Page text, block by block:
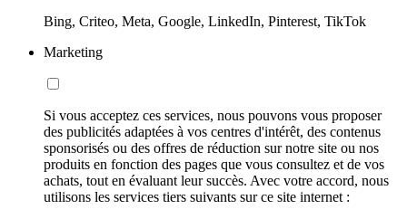
Bing, Criteo, Meta, Google, LinkedIn, Pinterest, TikTok
Marketing
Si vous acceptez ces services, nous pouvons vous proposer
des publicités adaptées à vos centres d'intérêt, des contenus
sponsorisés ou des offres de réduction sur notre site ou nos
produits en fonction des pages que vous consultez et de vos
achats, tout en évaluant leur succès. Avec votre accord, nous
utilisons les services tiers suivants sur ce site internet :